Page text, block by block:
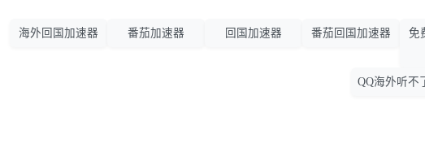
海外回国加速器 番茄加速器 回国加速器 番茄回国加速器
免
QQ海外听不